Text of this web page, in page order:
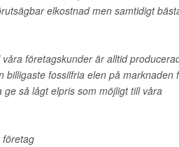
elkostnad men samtidigt
våra företagskunder är alltid
billigaste fossilfria elen på marknaden
ge så lågt elpris som möjligt till våra
företag